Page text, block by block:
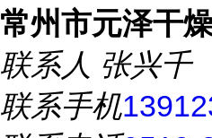
常州市元泽干
联系人 张兴千
联系手机